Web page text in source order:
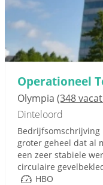
Operationeel
Olympia (348
Dinteloord
groter geheel dat al
een zeer stabiele
circulaire
HBO